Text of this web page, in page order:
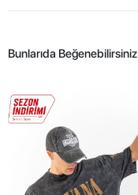
Bunlarıda Beğenebilirsiniz